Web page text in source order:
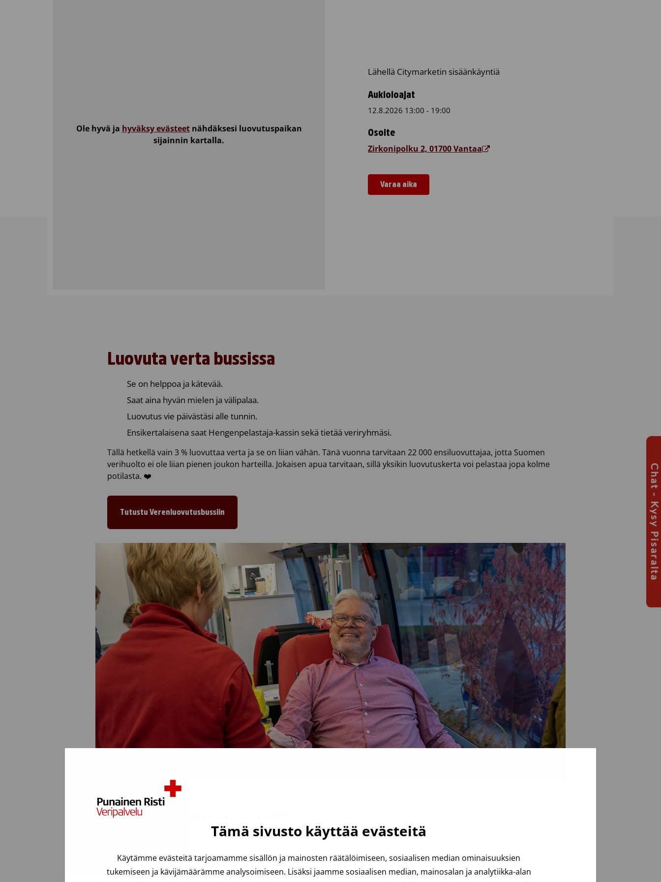
Tämä sivusto käyttää evästeitä
Käytämme evästeitä tarjoamamme sisällön ja mainosten räätälöimiseen, sosiaalisen median ominaisuuksien
tukemiseen ja kävijämäärämme analysoimiseen. Lisäksi jaamme sosiaalisen median, mainosalan ja analytiikka-alan
Ole hyvä ja hyväksy evästeetnähdäksesi luovutuspaikan
sijainnin kartalla.
Lähellä Citymarketin sisäänkäyntiä
Aukioloajat
12.8.2026 13:00 - 19:00
Osoite
Zirkonipolku 2, 01700 Vantaa
Varaa aika
Verenluovutusbussi: Kivistö (bussiaseman ja Topaasiaukion välissä)
Luovuta verta bussissa
Se on helppoa ja kätevää.
Saat aina hyvän mielen ja välipalaa.
Luovutus vie päivästäsi alle tunnin.
Ensikertalaisena saat Hengenpelastaja-kassin sekä tietää veriryhmäsi.
Tällä hetkellä vain 3 % luovuttaa verta ja se on liian vähän. Tänä vuonna tarvitaan 22 000 ensiluovuttajaa, jotta Suomen
verihuolto ei ole liian pienen joukon harteilla. Jokaisen apua tarvitaan, sillä yksikin luovutuskerta voi pelastaa jopa kolme
potilasta. ❤️
Tutustu Verenluovutusbussiin
Näin bussiluovutus toimii
Täytä terveyskysely luovutuspäivänä.
Saavu bussin takaovelle. Bussi ei liiku luovutuksen aikana.
Chat - Kysy Pisaralta